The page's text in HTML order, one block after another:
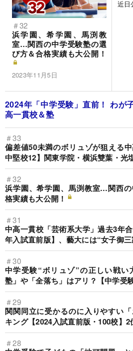
＃32
浜学園、希学園、馬渕教
室…関西の中学受験塾の選
び方＆合格実績も大公開！
2023年11月5日
近日
2024年「中学受験」直前！ わが
高一貫校＆塾
＃33
偏差値50未満のボリュゾが狙える
中堅校12】関東学院・横浜雙葉・
＃32
浜学園、希学園、馬渕教室…関西
格実績も大公開！
＃31
中高一貫校「芸術系大学」過去3年
年入試直前版】、藝大には“女子御三
＃30
中学受験“ボリュゾ”の正しい戦い
塾」や「全落ち」はアリ？【中学受
＃29
関関同立に受かるのに入りやすい
キング【2024入試直前版・100校】2
＃28